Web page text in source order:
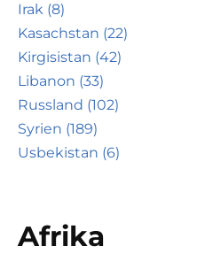
Irak (8)
Kasachstan (22)
Kirgisistan (42)
Libanon (33)
Russland (102)
Syrien (189)
Usbekistan (6)
Afrika